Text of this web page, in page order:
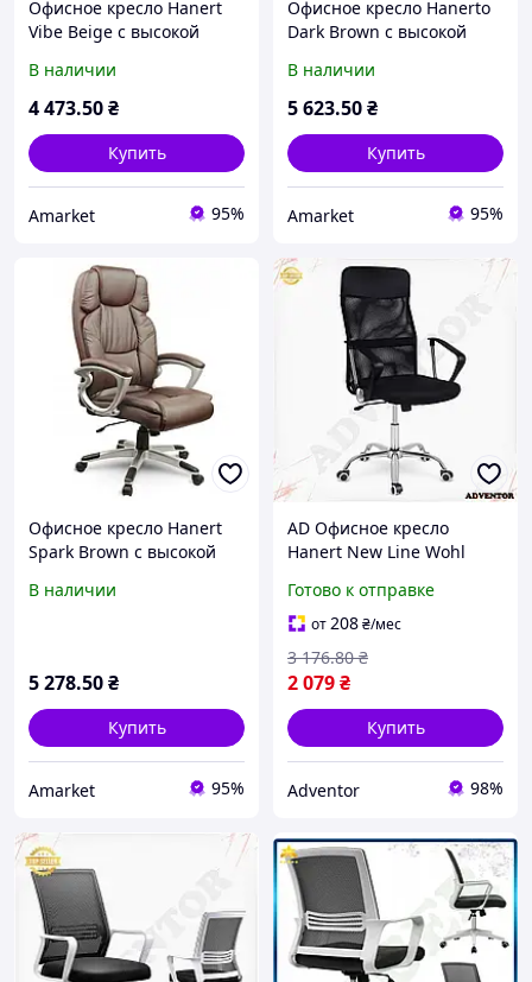
Офисное кресло Hanert
Vibe Beige с высокой
подголовником,
механизмом качания и
Польша
В наличии
4 473.50₴
Купить
Amarket 95%
Офисное кресло Hanerto
Dark Brown с высокой
интегрированным
подголовником,
В наличии
5 623.50₴
Купить
Amarket 95%
Офисное кресло Hanert
Spark Brown с высокой
подголовником,
Польша
В наличии
5 278.50₴
Купить
Amarket 95%
AD Офисное кресло
Hanert New Line Wohl
кресло для работы и
учебы с подголовником и
Ultra\R
Готово к отправке
от208₴/мес
2 079₴
3 176.80 ₴
Купить
Adventor 98%